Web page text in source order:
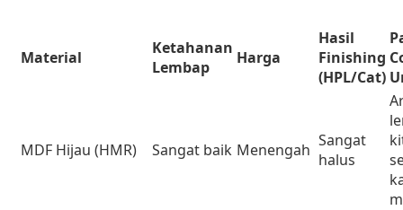
Material
Ketahanan
Lembap
Harga
Hasil
Finishing
(HPL/Cat)
MDF Hijau (HMR) Sangat baik Menengah Sangat
halus